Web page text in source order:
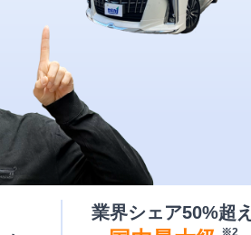
業界シェア50%超え
※2